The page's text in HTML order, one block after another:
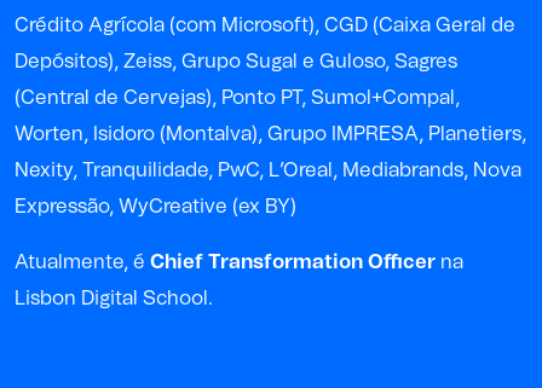
Crédito Agrícola (com Microsoft), CGD (Caixa Geral de
Depósitos), Zeiss, Grupo Sugal e Guloso, Sagres
(Central de Cervejas), Ponto PT, Sumol+Compal,
Worten, Isidoro (Montalva), Grupo IMPRESA, Planetiers,
Nexity, Tranquilidade, PwC, L’Oreal, Mediabrands, Nova
Expressão, WyCreative (ex BY)
Atualmente, é Chief Transformation Officer na
Lisbon Digital School.